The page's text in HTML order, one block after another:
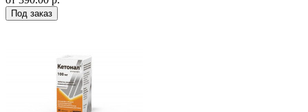
Под заказ